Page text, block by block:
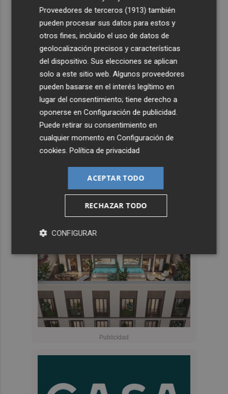
Proveedores de terceros (1913) también
pueden procesar sus datos para estos y
otros fines, incluido el uso de datos de
geolocalización precisos y características
del dispositivo. Sus elecciones se aplican
solo a este sitio web. Algunos proveedores
pueden basarse en el interés legítimo en
lugar del consentimiento; tiene derecho a
oponerse enConfiguración de publicidad
Puede retirar su consentimiento en
cualquier momento enConfiguración de
cookies .Política de privacidad
ACEPTAR TODO
RECHAZAR TODO
CONFIGURAR